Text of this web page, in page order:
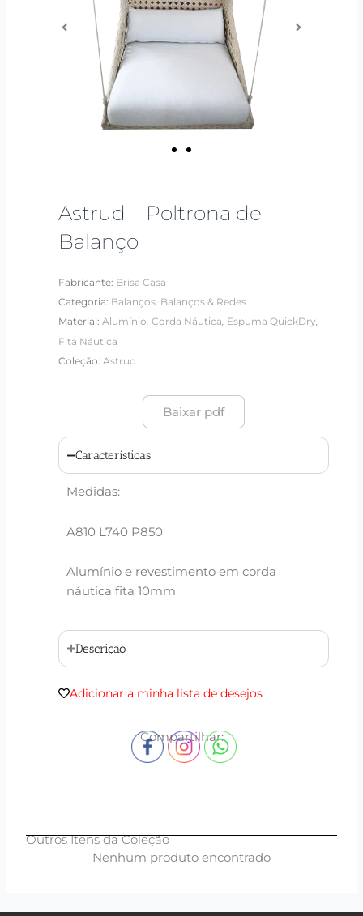
Astrud – Poltrona de
Balanço
Fabricante: Brisa Casa
Categoria: Balanços, Balanços & Redes
Material:Alumínio, Corda Náutica, Espuma QuickDry,
Fita Náutica
Coleção:Astrud
Baixar pdf
Características
Medidas:
A810 L740 P850
Alumínio e revestimento em corda
náutica fita 10mm
Descrição
Adicionar a minha lista de desejos
Compartilhar:
Outros Itens da Coleção
Nenhum produto encontrado